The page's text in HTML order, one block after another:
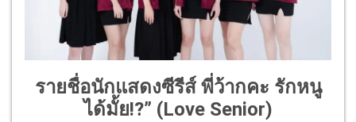
รายชื่อนักแสดงซีรีส์ พี่ว้ากคะ รักหนู
ได้มั้ย!?” (Love Senior)